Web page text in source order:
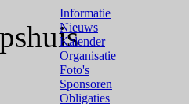
Informatie
Nieuws
Kalender
Organisatie
Foto's
Sponsoren
Obligaties